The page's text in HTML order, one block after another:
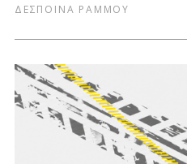
ΔΕΣΠΟΙΝΑ ΡΑΜΜΟΥ